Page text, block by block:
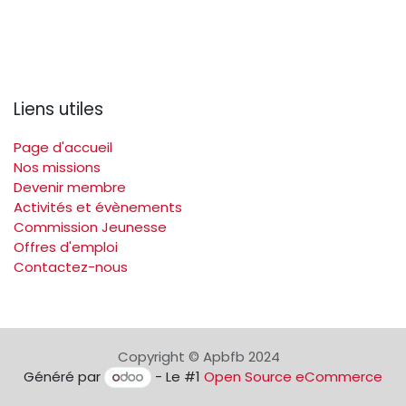
Liens utiles
Page d'accueil
Nos missions
Devenir membre
Activités et évènements
Commission Jeunesse
Offres d'emploi
Contactez-nous
Copyright © Apbfb 2024
Généré par
- Le #1 Open Source eCommerce